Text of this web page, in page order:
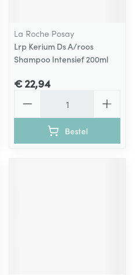
La Roche Posay
Lrp Kerium Ds A/roos
Shampoo Intensief 200ml
€ 22,94
Bestel